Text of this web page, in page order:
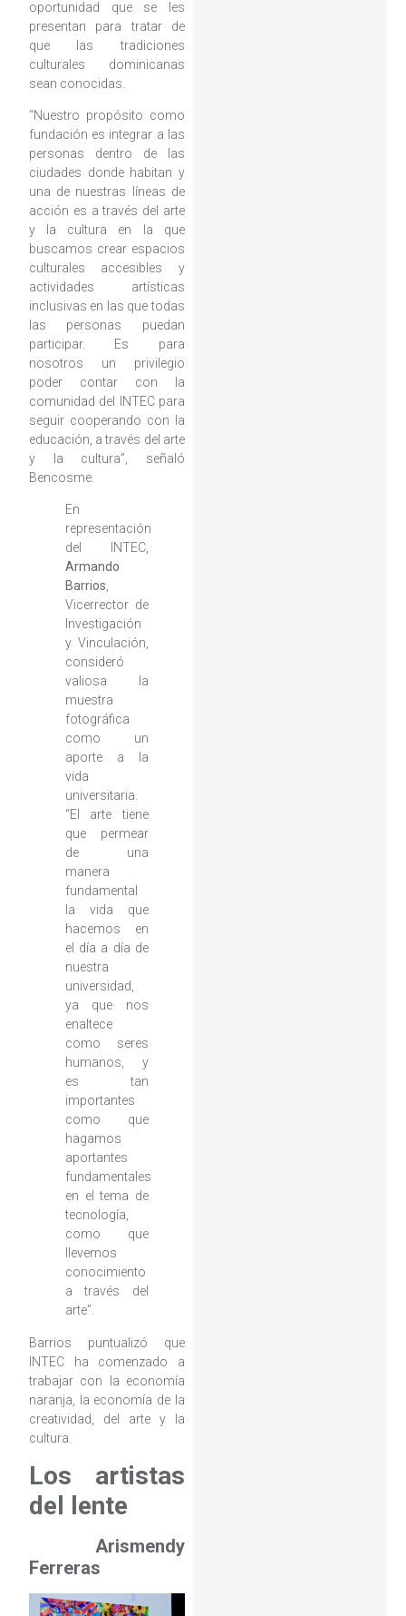
oportunidad que se les
presentan para tratar de
que las tradiciones
culturales dominicanas
sean conocidas.
“Nuestro propósito como
fundación es integrar a las
personas dentro de las
ciudades donde habitan y
una de nuestras líneas de
acción es a través del arte
y la cultura en la que
buscamos crear espacios
culturales accesibles y
actividades artísticas
inclusivas en las que todas
las personas puedan
participar. Es para
nosotros un privilegio
poder contar con la
comunidad del INTEC para
seguir cooperando con la
educación, a través del arte
y la cultura”, señaló
Bencosme.
En
representación
del INTEC,
Armando
Barrios,
Vicerrector de
Investigación
y Vinculación,
consideró
valiosa la
muestra
fotográfica
como un
aporte a la
vida
universitaria.
“El arte tiene
que permear
de una
manera
fundamental
la vida que
hacemos en
el día a día de
nuestra
universidad,
ya que nos
enaltece
como seres
humanos, y
es tan
importantes
como que
hagamos
aportantes
fundamentales
en el tema de
tecnología,
como que
llevemos
conocimiento
a través del
arte”.
Barrios puntualizó que
INTEC ha comenzado a
trabajar con la economía
naranja, la economía de la
creatividad, del arte y la
cultura.
Los artistas
del lente
Arismendy
Ferreras